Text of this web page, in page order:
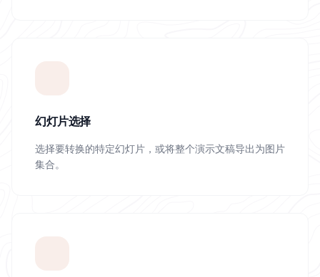
幻灯片选择
选择要转换的特定幻灯片，或将整个演示文稿导出为图片
集合。